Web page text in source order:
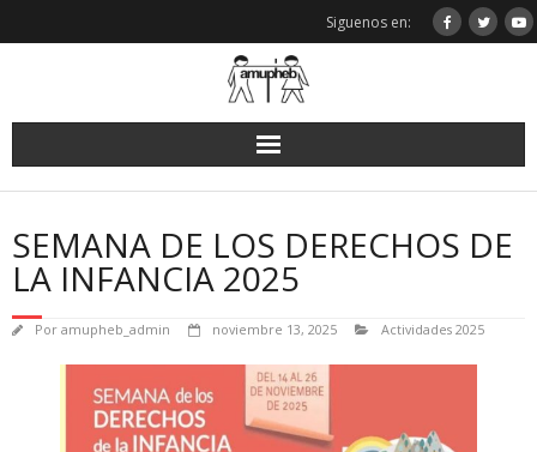
Siguenos en:
SEMANA DE LOS DERECHOS DE
LA INFANCIA 2025
Por amupheb_admin noviembre 13, 2025 Actividades 2025